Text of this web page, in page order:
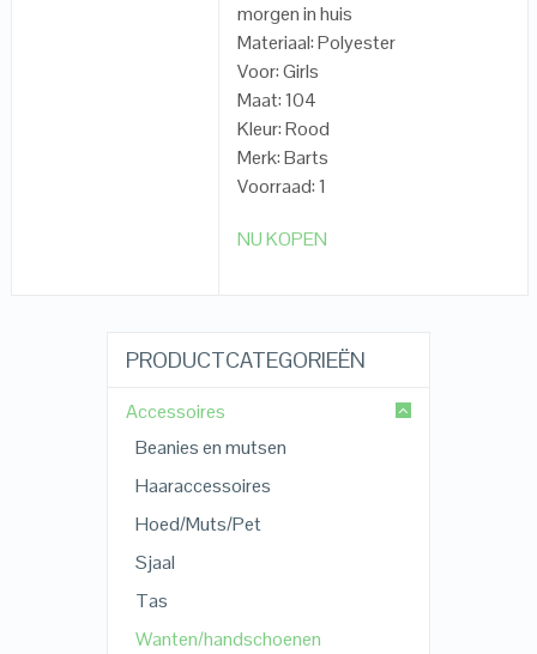
morgen in huis
Materiaal: Polyester
Voor: Girls
Maat: 104
Kleur: Rood
Merk: Barts
Voorraad: 1
NU KOPEN
PRODUCTCATEGORIEËN
Accessoires
Beanies en mutsen
Haaraccessoires
Hoed/Muts/Pet
Sjaal
Tas
Wanten/handschoenen